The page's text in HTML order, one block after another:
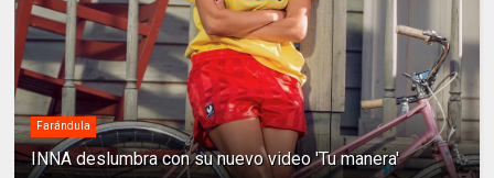
Farándula
INNA deslumbra con su nuevo video 'Tu manera'